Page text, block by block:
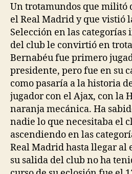
Un trotamundos que militó
el Real Madrid y que vistió
Selección en las
del club le convirtió en
Bernabéu fue primero
presidente, pero fue en su
como pasaría a la historia
jugador con el Ajax, con la
naranja mecánica. Ha
nadie lo que necesitaba el
ascendiendo en las
Real Madrid hasta llegar al
su salida del club no ha